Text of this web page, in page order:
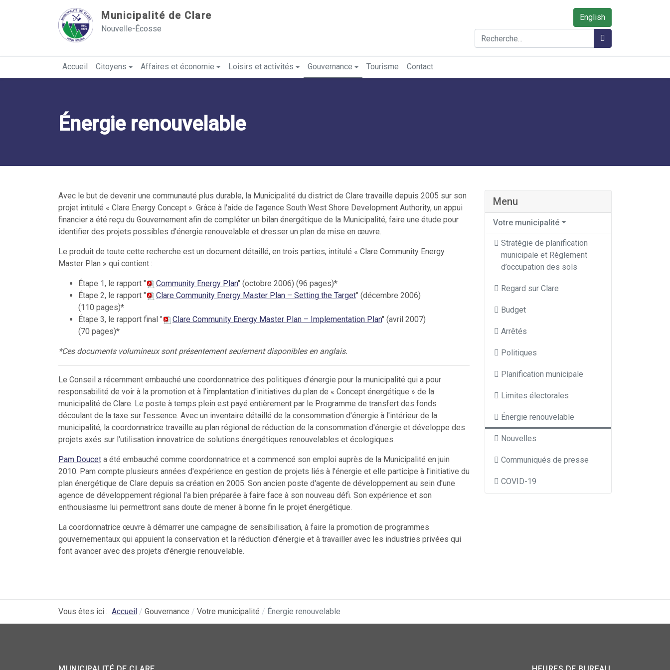
Municipalité de Clare
Nouvelle-Écosse
English
Rechercher
Accueil Citoyens Affaires et économie Loisirs et activités Gouvernance Tourisme Contact
Énergie renouvelable
Avec le but de devenir une communauté plus durable, la Municipalité du district de Clare travaille depuis 2005 sur son
projet intitulé « Clare Energy Concept ». Grâce à l'aide de l'agence South West Shore Development Authority, un appui
financier a été reçu du Gouvernement afin de compléter un bilan énergétique de la Municipalité, faire une étude pour
identifier des projets possibles d'énergie renouvelable et dresser un plan de mise en œuvre.
Le produit de toute cette recherche est un document détaillé, en trois parties, intitulé « Clare Community Energy
Master Plan » qui contient :
Étape 1, le rapport " Community Energy Plan" (octobre 2006) (96 pages)*
Étape 2, le rapport "
Clare Community Energy Master Plan – Setting the Target" (décembre 2006)
(110 pages)*
Étape 3, le rapport final "
Clare Community Energy Master Plan – Implementation Plan" (avril 2007)
(70 pages)*
*Ces documents volumineux sont présentement seulement disponibles en anglais.
Le Conseil a récemment embauché une coordonnatrice des politiques d'énergie pour la municipalité qui a pour
responsabilité de voir à la promotion et à l'implantation d'initiatives du plan de « Concept énergétique » de la
municipalité de Clare. Le poste à temps plein est payé entièrement par le Programme de transfert des fonds
découlant de la taxe sur l'essence. Avec un inventaire détaillé de la consommation d'énergie à l'intérieur de la
municipalité, la coordonnatrice travaille au plan régional de réduction de la consommation d'énergie et développe des
projets axés sur l'utilisation innovatrice de solutions énergétiques renouvelables et écologiques.
Pam Doucet a été embauché comme coordonnatrice et a commencé son emploi auprès de la Municipalité en juin
2010. Pam compte plusieurs années d'expérience en gestion de projets liés à l'énergie et elle participe à l'initiative du
plan énergétique de Clare depuis sa création en 2005. Son ancien poste d'agente de développement au sein d'une
agence de développement régional l'a bien préparée à faire face à son nouveau défi. Son expérience et son
enthousiasme lui permettront sans doute de mener à bonne fin le projet énergétique.
La coordonnatrice œuvre à démarrer une campagne de sensibilisation, à faire la promotion de programmes
gouvernementaux qui appuient la conservation et la réduction d'énergie et à travailler avec les industries privées qui
font avancer avec des projets d'énergie renouvelable.
Menu
Votre municipalité
Stratégie de planification
municipale et Règlement
d’occupation des sols
Regard sur Clare
Budget
Arrêtés
Politiques
Planification municipale
Limites électorales
Énergie renouvelable
Nouvelles
Communiqués de presse
COVID-19
Vous êtes ici : Accueil Gouvernance Votre municipalité Énergie renouvelable